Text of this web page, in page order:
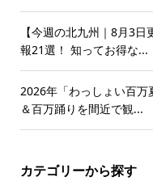
【今週の北九州｜8月3
報21選！ 知ってお得な...
2026年「わっしょい百
＆百万踊りを間近で観...
カテゴリーから探す